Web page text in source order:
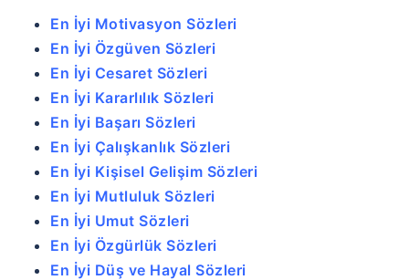
En İyi Motivasyon Sözleri
En İyi Özgüven Sözleri
En İyi Cesaret Sözleri
En İyi Kararlılık Sözleri
En İyi Başarı Sözleri
En İyi Çalışkanlık Sözleri
En İyi Kişisel Gelişim Sözleri
En İyi Mutluluk Sözleri
En İyi Umut Sözleri
En İyi Özgürlük Sözleri
En İyi Düş ve Hayal Sözleri